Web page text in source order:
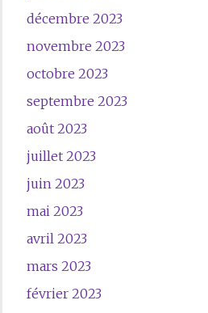
décembre 2023
novembre 2023
octobre 2023
septembre 2023
août 2023
juillet 2023
juin 2023
mai 2023
avril 2023
mars 2023
février 2023